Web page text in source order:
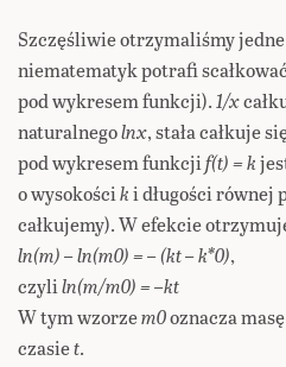
Szczęśliwie otrzymaliśmy
niematematyk potrafi
pod wykresem funkcji).1/x
naturalnegolnx, stała całkuje
pod wykresem funkcjif(t) = k
o wysokościki długości równej
całkujemy). W efekcie
ln(m) – ln(m0) = – (kt – k*0),
czyliln(m/m0) = –kt
W tym wzorzem0oznacza
czasiet.